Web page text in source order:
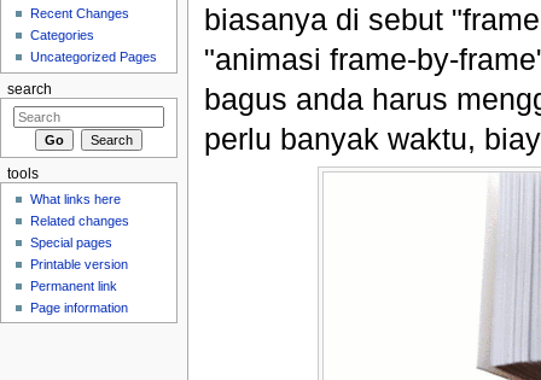
biasanya di sebut
"animasi frame-by-
bagus anda harus
perlu banyak waktu,
Recent Changes
Categories
Uncategorized Pages
search
tools
What links here
Related changes
Special pages
Printable version
Permanent link
Page information